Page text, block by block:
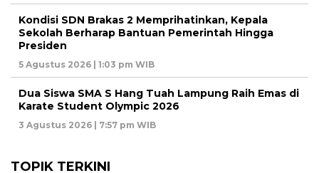
Kondisi SDN Brakas 2 Memprihatinkan, Kepala
Sekolah Berharap Bantuan Pemerintah Hingga
Presiden
5 Agustus 2026 | 1:03 pm WIB
Dua Siswa SMA S Hang Tuah Lampung Raih Emas di
Karate Student Olympic 2026
3 Agustus 2026 | 7:57 pm WIB
TOPIK TERKINI